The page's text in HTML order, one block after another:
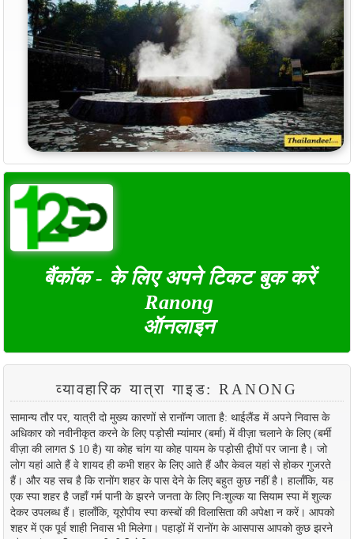
बैंकॉक - के लिए अपने टिकट बुक करें
Ranong
ऑनलाइन
व्यावहारिक यात्रा गाइड: RANONG
सामान्य तौर पर, यात्री दो मुख्य कारणों से रानॉन्ग जाता है: थाईलैंड में अपने निवास के
अधिकार को नवीनीकृत करने के लिए पड़ोसी म्यांमार (बर्मा) में वीज़ा चलाने के लिए (बर्मी
वीज़ा की लागत $ 10 है) या कोह चांग या कोह पायम के पड़ोसी द्वीपों पर जाना है। जो
लोग यहां आते हैं वे शायद ही कभी शहर के लिए आते हैं और केवल यहां से होकर गुजरते
हैं। और यह सच है कि रानोंग शहर के पास देने के लिए बहुत कुछ नहीं है। हालाँकि, यह
एक स्पा शहर है जहाँ गर्म पानी के झरने जनता के लिए निःशुल्क या सियाम स्पा में शुल्क
देकर उपलब्ध हैं। हालाँकि, यूरोपीय स्पा कस्बों की विलासिता की अपेक्षा न करें। आपको
शहर में एक पूर्व शाही निवास भी मिलेगा। पहाड़ों में रानोंग के आसपास आपको कुछ झरने